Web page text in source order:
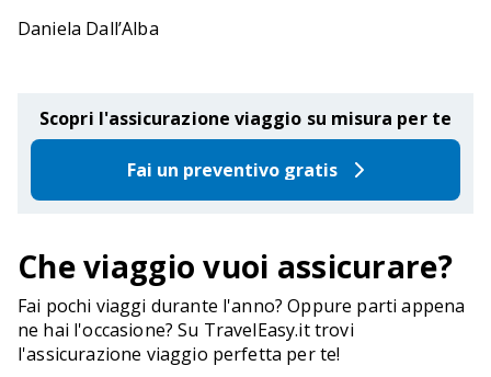
Daniela Dall’Alba
Scopri l'assicurazione viaggio su misura per te
Fai un preventivo gratis
Che viaggio vuoi assicurare?
Fai pochi viaggi durante l'anno? Oppure parti appena
ne hai l'occasione? Su TravelEasy.it trovi
l'assicurazione viaggio perfetta per te!